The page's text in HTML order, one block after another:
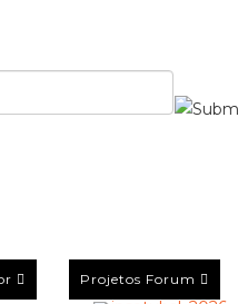
Projetos Forum